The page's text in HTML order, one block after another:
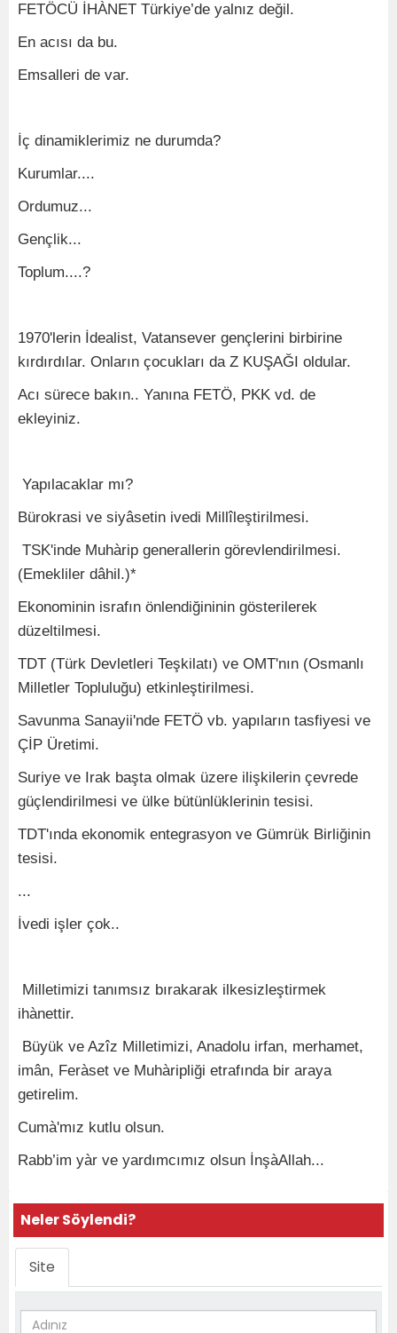
FETÖCÜ İHÀNET Türkiye’de yalnız değil.
En acısı da bu.
Emsalleri de var.
İç dinamiklerimiz ne durumda?
Kurumlar....
Ordumuz...
Gençlik...
Toplum....?
1970'lerin İdealist, Vatansever gençlerini birbirine
kırdırdılar. Onların çocukları da Z KUŞAĞI oldular.
Acı sürece bakın.. Yanına FETÖ, PKK vd. de
ekleyiniz.
Yapılacaklar mı?
Bürokrasi ve siyâsetin ivedi Millîleştirilmesi.
TSK'inde Muhàrip generallerin görevlendirilmesi.
(Emekliler dâhil.)*
Ekonominin israfın önlendiğininin gösterilerek
düzeltilmesi.
TDT (Türk Devletleri Teşkilatı) ve OMT'nın (Osmanlı
Milletler Topluluğu) etkinleştirilmesi.
Savunma Sanayii'nde FETÖ vb. yapıların tasfiyesi ve
ÇİP Üretimi.
Suriye ve Irak başta olmak üzere ilişkilerin çevrede
güçlendirilmesi ve ülke bütünlüklerinin tesisi.
TDT'ında ekonomik entegrasyon ve Gümrük Birliğinin
tesisi.
...
İvedi işler çok..
Milletimizi tanımsız bırakarak ilkesizleştirmek
ihànettir.
Büyük ve Azîz Milletimizi, Anadolu irfan, merhamet,
imân, Feràset ve Muhàripliği etrafında bir araya
getirelim.
Cumà'mız kutlu olsun.
Rabb’im yàr ve yardımcımız olsun İnşàAllah...
Neler Söylendi?
Site